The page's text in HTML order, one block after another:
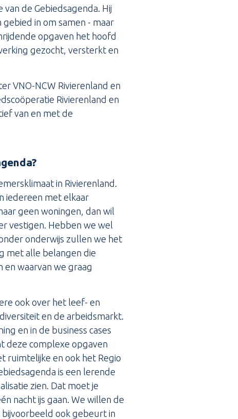
de Gebiedsagenda. Hij
in om samen - maar
opgaven het hoofd
gezocht, versterkt en
VNO-NCW Rivierenland en
Rivierenland en
van en met de
in Rivierenland.
iedereen met elkaar
geen woningen, dan wil
vestigen. Hebben we wel
onderwijs zullen we het
met alle belangen die
waarvan we graag
ook over het leef- en
en de arbeidsmarkt.
en in de business cases
deze complexe opgaven
ruimtelijke en ook het Regio
is een lerende
zien. Dat moet je
nacht ijs gaan. We willen de
bijvoorbeeld ook gebeurt in